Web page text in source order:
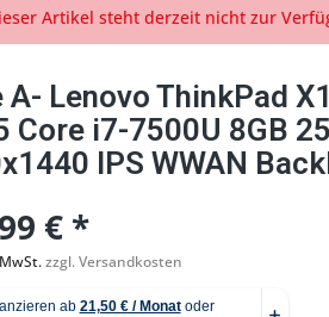
Artikel steht derzeit nicht zur
A- Lenovo ThinkPad
Core i7-7500U 8GB
IPS WWAN
€ *
zzgl. Versandkosten